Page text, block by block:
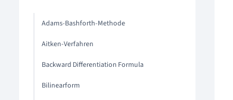
Adams-Bashforth-Methode
Aitken-Verfahren
Backward Differentiation Formula
Bilinearform